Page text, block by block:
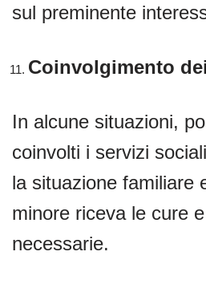
sul preminente
Coinvolgimento
In alcune situazioni,
coinvolti i servizi
la situazione familiare
minore riceva le cure
necessarie.